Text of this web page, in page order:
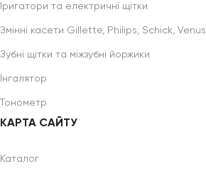
Іригатори та електричні щітки
Змінні касети Gillette, Philips, Schick, Venus
Зубні щітки та міжзубні йоржики
Інгалятор
Тонометр
КАРТА САЙТУ
Каталог